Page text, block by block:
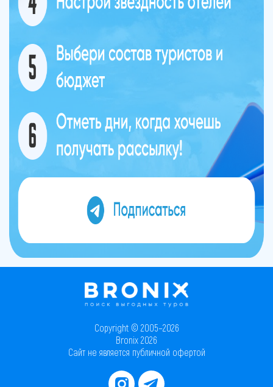
Copyright © 2005–2026
Bronix 2026
Сайт не является публичной офертой